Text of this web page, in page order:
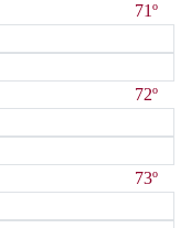
71º
72º
73º